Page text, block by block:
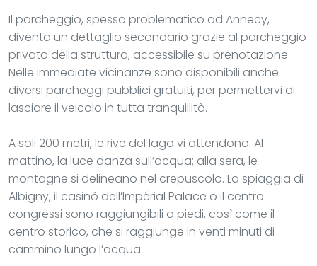
Il parcheggio, spesso problematico ad Annecy,
diventa un dettaglio secondario grazie al parcheggio
privato della struttura, accessibile su prenotazione.
Nelle immediate vicinanze sono disponibili anche
diversi parcheggi pubblici gratuiti, per permettervi di
lasciare il veicolo in tutta tranquillità.
A soli 200 metri, le rive del lago vi attendono. Al
mattino, la luce danza sull’acqua; alla sera, le
montagne si delineano nel crepuscolo. La spiaggia di
Albigny, il casinò dell’Impérial Palace o il centro
congressi sono raggiungibili a piedi, così come il
centro storico, che si raggiunge in venti minuti di
cammino lungo l’acqua.